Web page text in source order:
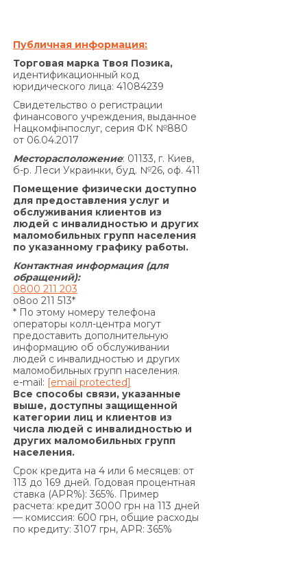
(сто) гривен 00 копеек.
годовых на основании Договора и других
платежей, подлежащих уплате Заемщиком за
нарушение исполнения обязательств на
основании Договора, не может превышать
половины суммы Кредита, полученной
не может быть увеличена по договоренности
По договору о предоставлении кредита по
продукту «Кредит 4/6 месяцев»:
Согласно п. 7.5. Договора:
«В случае просрочки выполнения Заемщиком
денежного обязательства по уплате процентов
за пользование Кредитом и/или Комиссии за
выдачу Кредита (если условия Договора
предусматривают уплату комиссии за выдачу
Кредита) и/или Комиссии за выдачу в Кредит
дополнительных денежных средств (если
условия дополнительного соглашения к
Договору предусматривают уплату комиссии за
выдачу в Кредит дополнительных денежных
средств) и/или суммы Кредита в
определенные настоящим Договором сроки, на
основании положений части 2 статьи 625
Гражданского кодекса Украины Кредитодатель
имеет право требовать, а Заемщик обязан
уплатить Кредитодателю сумму задолженности
с учетом 3700 (три тысячи семьсот) процентов
годовых от просроченной суммы
задолженности. Проценты годовых, указанные в
Публичная информация:
Торговая марка Твоя Позика,
идентификационный код
юридического лица: 41084239
Свидетельство о регистрации
финансового учреждения, выданное
Нацкомфінпослуг, серия ФК №880
от 06.04.2017
Месторасположение: 01133, г. Киев,
б-р. Леси Украинки, буд. №26, оф. 411
Помещение физически доступно
для предоставления услуг и
обслуживания клиентов из
людей с инвалидностью и других
маломобильных групп населения
по указанному графику работы.
Контактная информация (для
обращений):
0800 211 203
o8oo 211 513*
* По этому номеру телефона
операторы колл-центра могут
предоставить дополнительную
информацию об обслуживании
людей с инвалидностью и других
маломобильных групп населения.
e-mail: [email protected]
Все способы связи, указанные
выше, доступны защищенной
категории лиц и клиентов из
числа людей с инвалидностью и
других маломобильных групп
населения.
Срок кредита на 4 или 6 месяцев: от
113 до 169 дней. Годовая процентная
ставка (APR%): 365%. Пример
расчета: кредит 3000 грн на 113 дней
— комиссия: 600 грн, общие расходы
по кредиту: 3107 грн, APR: 365%